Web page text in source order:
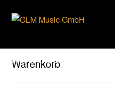
Hier sind unsere Neuigkeiten
Zur
Zum
Unser Katalog
Warenkorb